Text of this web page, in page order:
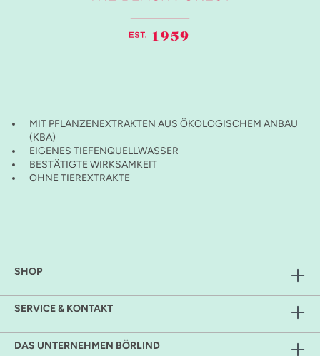
MIT PFLANZENEXTRAKTEN AUS ÖKOLOGISCHEM ANBAU
(KBA)
EIGENES TIEFENQUELLWASSER
BESTÄTIGTE WIRKSAMKEIT
OHNE TIEREXTRAKTE
SHOP
SERVICE & KONTAKT
DAS UNTERNEHMEN BÖRLIND